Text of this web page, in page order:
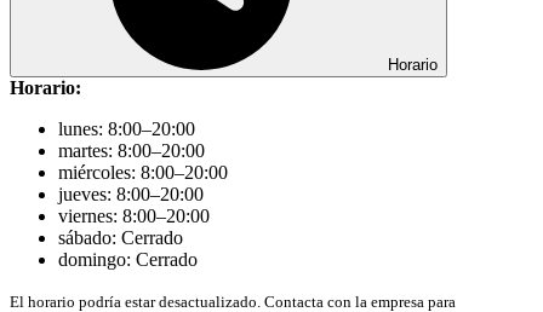
Horario
Horario:
lunes: 8:00–20:00
martes: 8:00–20:00
miércoles: 8:00–20:00
jueves: 8:00–20:00
viernes: 8:00–20:00
sábado: Cerrado
domingo: Cerrado
El horario podría estar desactualizado. Contacta con la empresa para